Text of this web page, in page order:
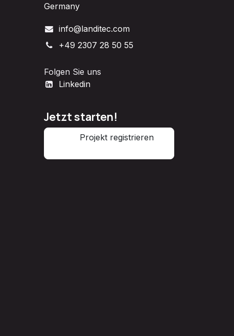
Germany
info@landitec.com
+49 2307 28 50 55
Folgen Sie uns
Linkedin
Jetzt starten!
Projekt registrieren